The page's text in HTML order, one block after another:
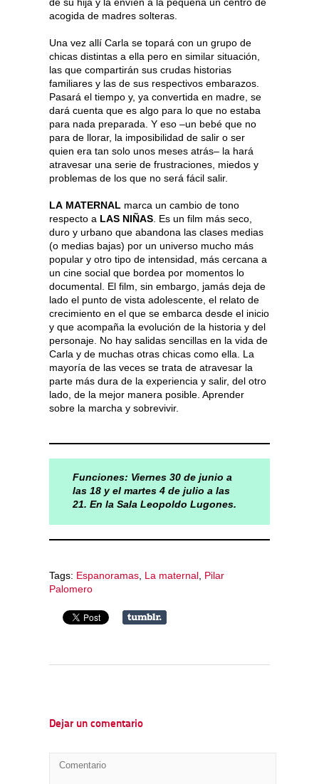
acogida de madres solteras.
Una vez allí Carla se topará con un grupo de
chicas distintas a ella pero en similar situación,
las que compartirán sus crudas historias
familiares y las de sus respectivos embarazos.
Pasará el tiempo y, ya convertida en madre, se
dará cuenta que es algo para lo que no estaba
para nada preparada. Y eso –un bebé que no
para de llorar, la imposibilidad de salir o ser
quien era tan solo unos meses atrás– la hará
atravesar una serie de frustraciones, miedos y
problemas de los que no será fácil salir.
LA MATERNAL marca un cambio de tono
respecto a LAS NIÑAS . Es un film más seco,
duro y urbano que abandona las clases medias
(o medias bajas) por un universo mucho más
popular y otro tipo de intensidad, más cercana a
un cine social que bordea por momentos lo
documental. El film, sin embargo, jamás deja de
lado el punto de vista adolescente, el relato de
crecimiento en el que se embarca desde el inicio
y que acompaña la evolución de la historia y del
personaje. No hay salidas sencillas en la vida de
Carla y de muchas otras chicas como ella. La
mayoría de las veces se trata de atravesar la
parte más dura de la experiencia y salir, del otro
lado, de la mejor manera posible. Aprender
sobre la marcha y sobrevivir.
Funciones: Viernes 30 de junio a
las 18 y el martes 4 de julio a las
21. En la Sala Leopoldo Lugones.
Tags: Espanoramas La maternal Pilar
Palomero
Dejar un comentario